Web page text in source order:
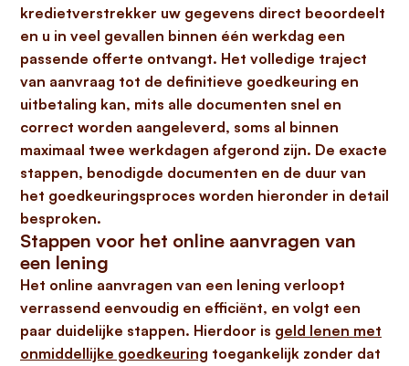
kredietverstrekker uw gegevens direct beoordeelt
en u in veel gevallen binnen één werkdag een
passende offerte ontvangt. Het volledige traject
van aanvraag tot de definitieve goedkeuring en
uitbetaling kan, mits alle documenten snel en
correct worden aangeleverd, soms al binnen
maximaal twee werkdagen afgerond zijn. De exacte
stappen, benodigde documenten en de duur van
het goedkeuringsproces worden hieronder in detail
besproken.
Stappen voor het online aanvragen van
een lening
Het online aanvragen van een lening verloopt
verrassend eenvoudig en efficiënt, en volgt een
paar duidelijke stappen. Hierdoor is geld lenen met
onmiddellijke goedkeuring toegankelijk zonder dat